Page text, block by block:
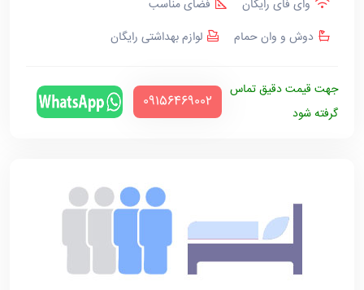
وای فای رایگان
فضای مناسب
دوش و وان حمام
لوازم بهداشتی رایگان
جهت قیمت دقیق تماس
گرفته شود
‪09156469002‬